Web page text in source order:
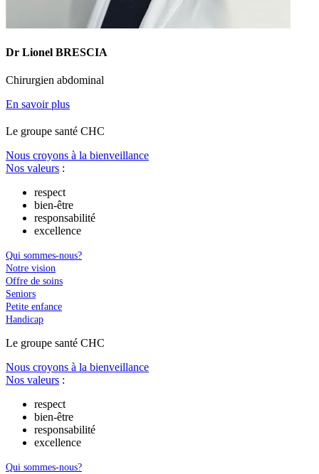
Dr Lionel BRESCIA
Chirurgien abdominal
En savoir plus
Le groupe santé CHC
Nous croyons à la bienveillance
Nos valeurs :
respect
bien-être
responsabilité
excellence
Qui sommes-nous?
Notre vision
Offre de soins
Seniors
Petite enfance
Handicap
Le groupe santé CHC
Nous croyons à la bienveillance
Nos valeurs :
respect
bien-être
responsabilité
excellence
Qui sommes-nous?